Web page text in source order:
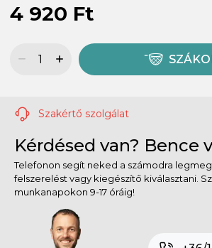
4 920 Ft
Szakértő szolgálat
Kérdésed van? Bence
Telefonon segít neked a számodra
felszerelést vagy kiegészítő kiválasztani.
munkanapokon 9-17 óráig!